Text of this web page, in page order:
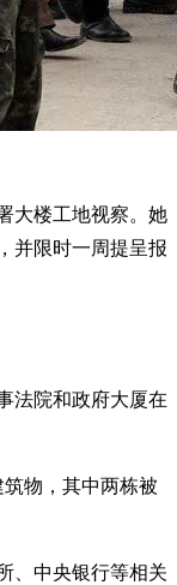
大楼工地视察。她
并限时一周提呈报
法院和政府大厦在
物，其中两栋被
、中央银行等相关